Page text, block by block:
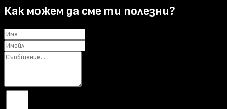
Как можем да сме ти полезни?